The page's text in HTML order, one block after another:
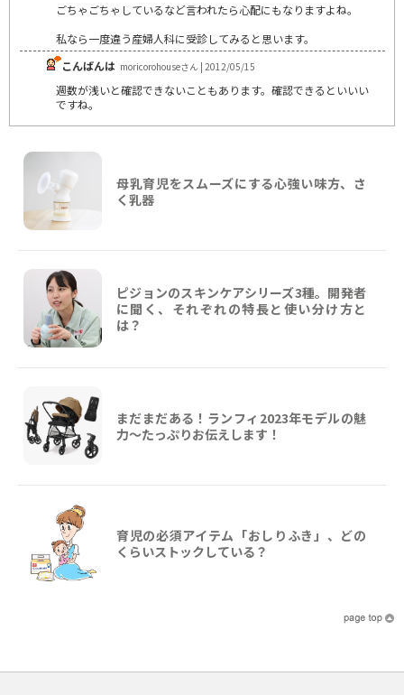
ごちゃごちゃしているなど言われたら心配にもなりますよね。
私なら一度違う産婦人科に受診してみると思います。
こんばんは moricorohouseさん | 2012/05/15
週数が浅いと確認できないこともあります。確認できるといいい
ですね。
母乳育児をスムーズにする心強い味方、さ
く乳器
ピジョンのスキンケアシリーズ3種。開発者
に聞く、それぞれの特長と使い分け方と
は？
まだまだある！ランフィ2023年モデルの魅
力～たっぷりお伝えします！
育児の必須アイテム「おしりふき」、どの
くらいストックしている？